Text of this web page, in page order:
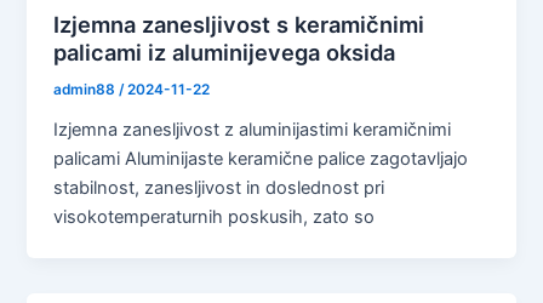
Izjemna zanesljivost s keramičnimi
palicami iz aluminijevega oksida
admin88/2024-11-22
Izjemna zanesljivost z aluminijastimi keramičnimi
palicami Aluminijaste keramične palice zagotavljajo
stabilnost, zanesljivost in doslednost pri
visokotemperaturnih poskusih, zato so